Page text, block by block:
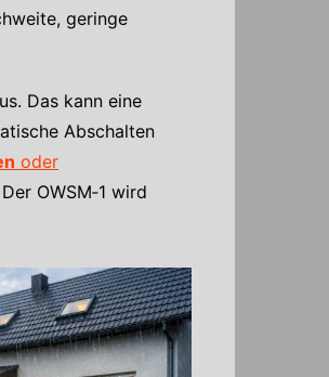
geringe
Das kann eine
Abschalten
oder
OWSM‑1 wird